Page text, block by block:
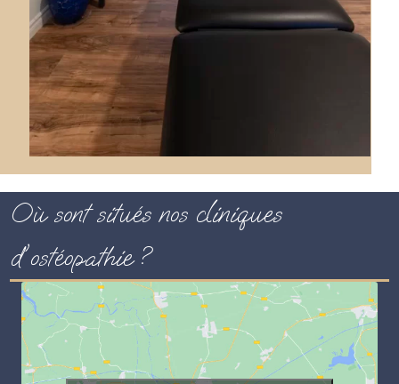
Où sont situés nos cliniques
d'ostéopathie ?